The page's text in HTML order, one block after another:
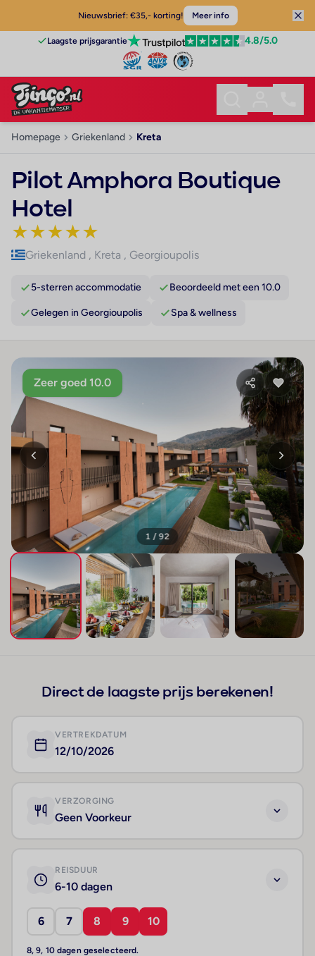
Nieuwsbrief: €35,- korting! Meer info
Laagste prijsgarantie 4.8/5.0
Homepage Griekenland Kreta
Pilot Amphora Boutique
Hotel
★★★★★
Griekenland , Kreta , Georgioupolis
5-sterren accommodatie Beoordeeld met een 10.0
Gelegen in Georgioupolis Spa & wellness
Zeer goed 10.0
1 / 92
Direct de laagste prijs berekenen!
VERTREKDATUM
12/10/2026
VERZORGING
Geen Voorkeur
REISDUUR
6-10 dagen
6 7 8 9 10
8, 9, 10 dagen geselecteerd.